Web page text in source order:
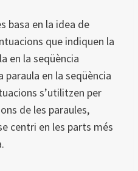
basa en la idea de
que indiquen la
en la seqüència
paraula en la seqüència
s’utilitzen per
de les paraules,
centri en les parts més